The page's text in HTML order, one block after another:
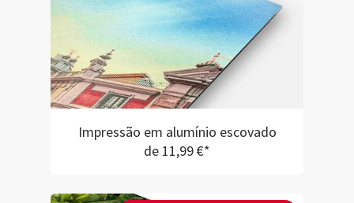
Impressão em alumínio escovado
de 11,99 €*